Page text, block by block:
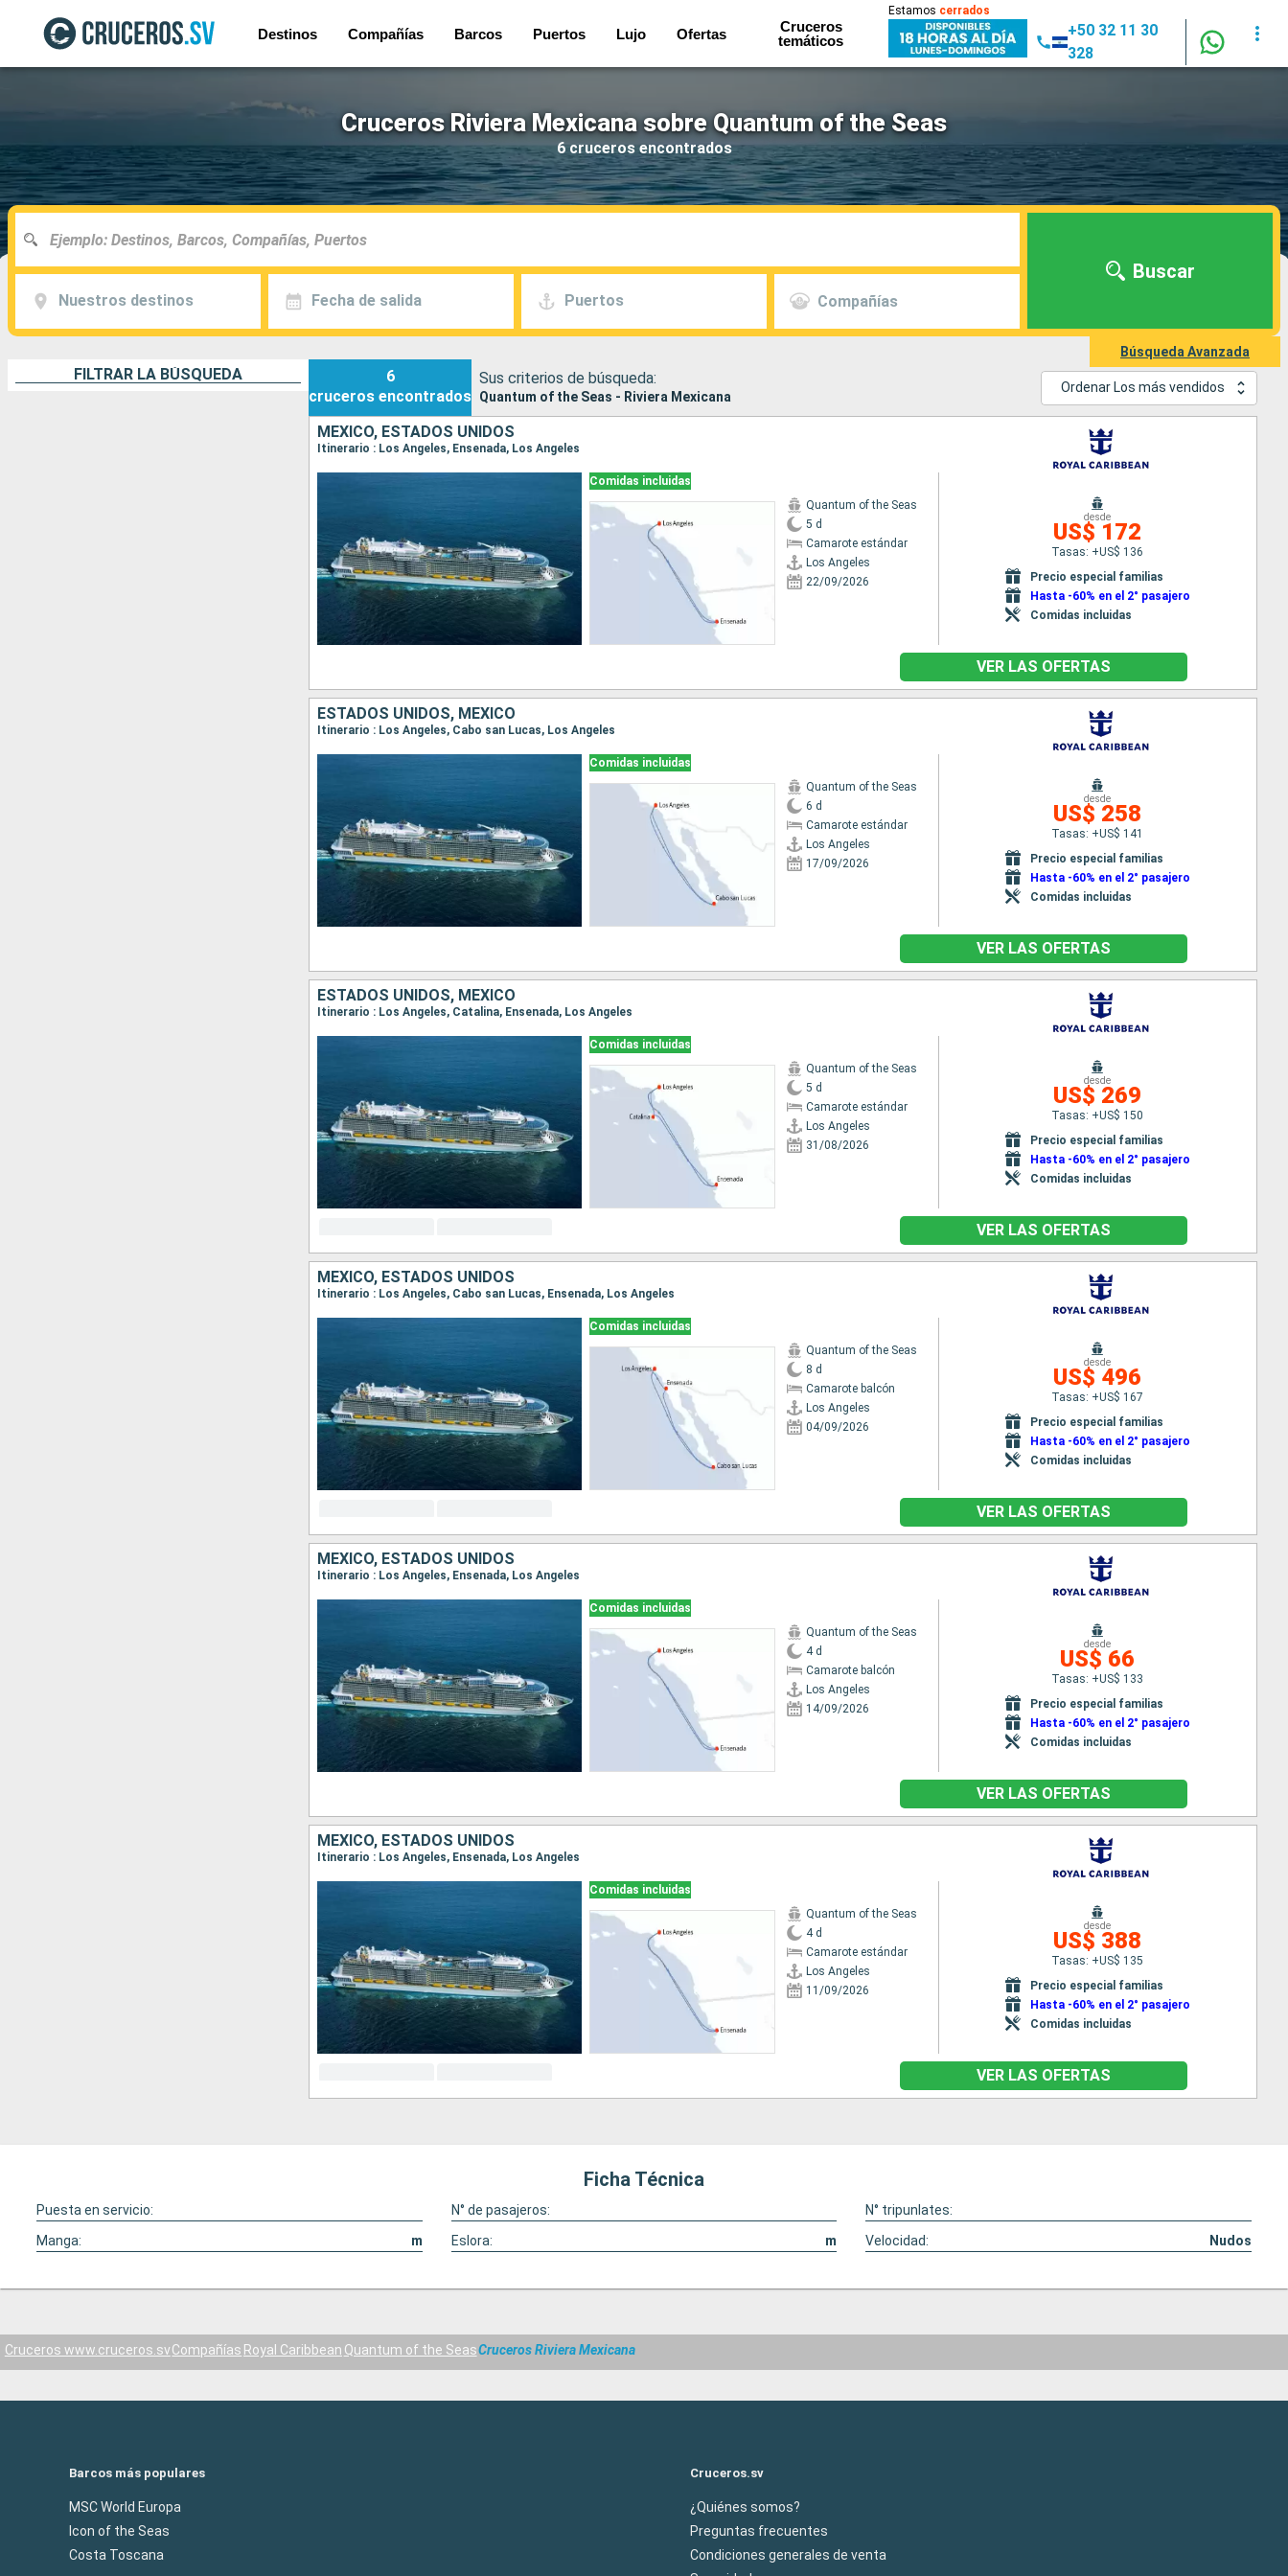
Destinos Compañías Barcos Puertos Lujo Ofertas
Cruceros
temáticos
Estamos cerrados
+50 32 11 30
328
Cruceros Riviera Mexicana sobre Quantum of the Seas
6 cruceros encontrados
Nuestros destinos Fecha de salida Puertos Compañías
Buscar
Búsqueda Avanzada
FILTRAR LA BÚSQUEDA
6
cruceros encontrados
Sus criterios de búsqueda:
Quantum of the Seas - Riviera Mexicana
Ordenar Los más vendidos
MÉXICO, ESTADOS UNIDOS
Itinerario : Los Angeles, Ensenada, Los Angeles
Comidas incluidas
Quantum of the Seas
5 d
Camarote estándar
Los Angeles
22/09/2026
desde
US$ 172
Tasas: +US$ 136
Precio especial familias
Hasta -60% en el 2° pasajero
Comidas incluidas
VER LAS OFERTAS
ESTADOS UNIDOS, MÉXICO
Itinerario : Los Angeles, Cabo san Lucas, Los Angeles
Comidas incluidas
Quantum of the Seas
6 d
Camarote estándar
Los Angeles
17/09/2026
desde
US$ 258
Tasas: +US$ 141
Precio especial familias
Hasta -60% en el 2° pasajero
Comidas incluidas
VER LAS OFERTAS
ESTADOS UNIDOS, MÉXICO
Itinerario : Los Angeles, Catalina, Ensenada, Los Angeles
Comidas incluidas
Quantum of the Seas
5 d
Camarote estándar
Los Angeles
31/08/2026
desde
US$ 269
Tasas: +US$ 150
Precio especial familias
Hasta -60% en el 2° pasajero
Comidas incluidas
VER LAS OFERTAS
MÉXICO, ESTADOS UNIDOS
Itinerario : Los Angeles, Cabo san Lucas, Ensenada, Los Angeles
Comidas incluidas
Quantum of the Seas
8 d
Camarote balcón
Los Angeles
04/09/2026
desde
US$ 496
Tasas: +US$ 167
Precio especial familias
Hasta -60% en el 2° pasajero
Comidas incluidas
VER LAS OFERTAS
MÉXICO, ESTADOS UNIDOS
Itinerario : Los Angeles, Ensenada, Los Angeles
Comidas incluidas
Quantum of the Seas
4 d
Camarote balcón
Los Angeles
14/09/2026
desde
US$ 66
Tasas: +US$ 133
Precio especial familias
Hasta -60% en el 2° pasajero
Comidas incluidas
VER LAS OFERTAS
MÉXICO, ESTADOS UNIDOS
Itinerario : Los Angeles, Ensenada, Los Angeles
Comidas incluidas
Quantum of the Seas
4 d
Camarote estándar
Los Angeles
11/09/2026
desde
US$ 388
Tasas: +US$ 135
Precio especial familias
Hasta -60% en el 2° pasajero
Comidas incluidas
VER LAS OFERTAS
Ficha Técnica
Puesta en servicio: N° de pasajeros:
N° tripunlates:
Manga:
m Eslora: m Velocidad: Nudos
Cruceros www.cruceros.svCompañías Royal Caribbean Quantum of the SeasCruceros Riviera Mexicana
Barcos más populares
MSC World Europa
Icon of the Seas
Costa Toscana
Cruceros.sv
¿Quiénes somos?
Preguntas frecuentes
Condiciones generales de venta